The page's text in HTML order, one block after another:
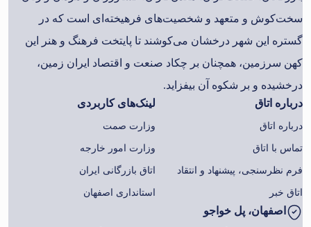
سخت‌کوش و متعهد و شخصیت‌های فرهیخته‌ای است که در
گستره این شهر درخشان می‌کوشند تا پایتخت فرهنگ و هنر این
کهن سرزمین، همچنان بر چکاد صنعت و اقتصاد ایران زمین،
درخشیده و بر شکوه آن بیفزاید.
درباره اتاق
درباره اتاق
تماس با اتاق
فرم نظرسنجی، پیشنهاد و انتقاد
اتاق خبر
لینک‌های کاربردی
وزارت صمت
وزارت امور خارجه
اتاق بازرگانی ایران
استانداری اصفهان
اصفهان، پل خواجو